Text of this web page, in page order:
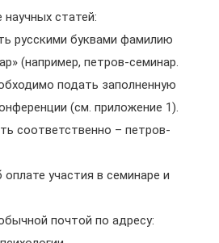
статей:
русскими буквами фамилию
(например, петров-семинар.
подать заполненную
(см. приложение 1).
соответственно – петров-
участия в семинаре и
почтой по адресу: